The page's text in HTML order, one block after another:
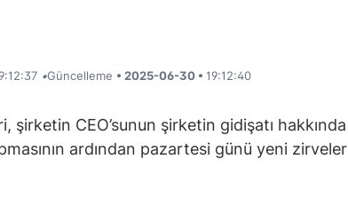
•Güncelleme • 2025-06-30 • 19:12:40
şirketin CEO’sunun şirketin gidişatı hakkında
ardından pazartesi günü yeni zirveler